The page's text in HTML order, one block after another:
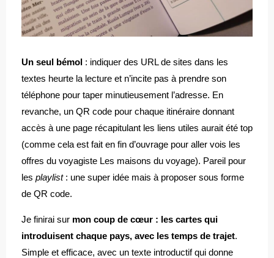
Un seul bémol : indiquer des URL de sites dans les
textes heurte la lecture et n’incite pas à prendre son
téléphone pour taper minutieusement l’adresse. En
revanche, un QR code pour chaque itinéraire donnant
accès à une page récapitulant les liens utiles aurait été top
(comme cela est fait en fin d’ouvrage pour aller vois les
offres du voyagiste Les maisons du voyage). Pareil pour
les playlist : une super idée mais à proposer sous forme
de QR code.
Je finirai sur mon coup de cœur : les cartes qui
introduisent chaque pays, avec les temps de trajet.
Simple et efficace, avec un texte introductif qui donne